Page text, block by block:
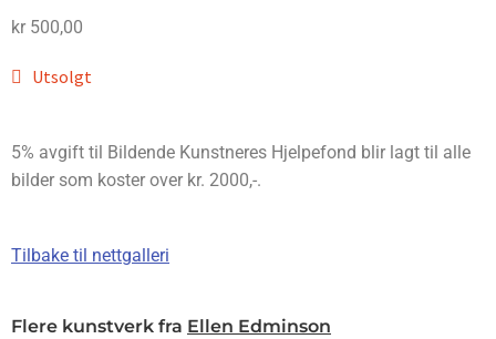
kr 500,00
Utsolgt
5% avgift til Bildende Kunstneres Hjelpefond blir lagt til alle
bilder som koster over kr. 2000,-.
Tilbake til nettgalleri
Flere kunstverk fra Ellen Edminson